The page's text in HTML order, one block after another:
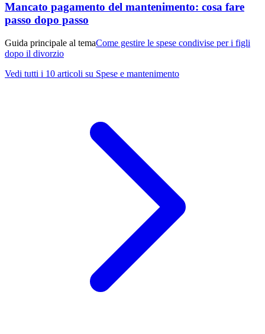
Mancato pagamento del mantenimento: cosa fare
passo dopo passo
Guida principale al temaCome gestire le spese condivise per i figli
dopo il divorzio
Vedi tutti i 10 articoli su Spese e mantenimento